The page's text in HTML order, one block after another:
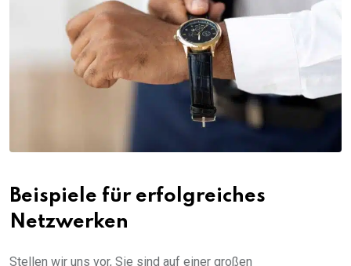
Beispiele für erfolgreiches
Netzwerken
Stellen wir uns vor, Sie sind auf einer großen